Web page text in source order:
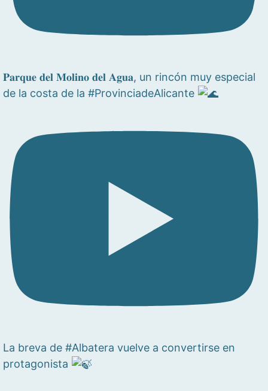
𝐏𝐚𝐫𝐪𝐮𝐞 𝐝𝐞𝐥 𝐌𝐨𝐥𝐢𝐧𝐨 𝐝𝐞𝐥 𝐀𝐠𝐮𝐚, un rincón muy especial
de la costa de la #ProvinciadeAlicante
La breva de #Albatera vuelve a convertirse en
protagonista